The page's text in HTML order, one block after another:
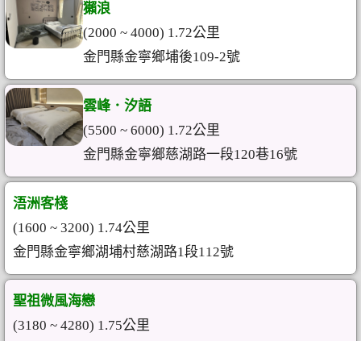
獺浪
(2000 ~ 4000) 1.72公里
金門縣金寧鄉埔後109-2號
雲峰．汐語
(5500 ~ 6000) 1.72公里
金門縣金寧鄉慈湖路一段120巷16號
浯洲客棧
(1600 ~ 3200) 1.74公里
金門縣金寧鄉湖埔村慈湖路1段112號
聖祖微風海戀
(3180 ~ 4280) 1.75公里